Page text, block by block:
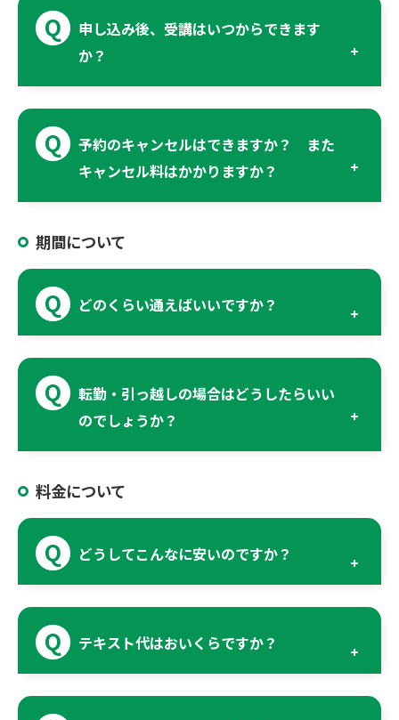
申し込み後、受講はいつからできます
か？
予約のキャンセルはできますか？ また
キャンセル料はかかりますか？
期間について
どのくらい通えばいいですか？
転勤・引っ越しの場合はどうしたらいい
のでしょうか？
料金について
どうしてこんなに安いのですか？
テキスト代はおいくらですか？